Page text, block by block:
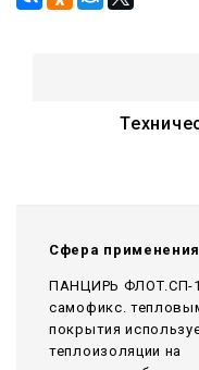
Сфера
ПАНЦИРЬ ФЛОТ.СП-
самофикс.
покрытия
теплоизоляции на